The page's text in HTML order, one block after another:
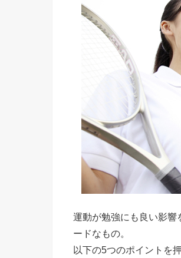
運動が勉強にも良い影響
ードなもの。
以下の5つのポイントを